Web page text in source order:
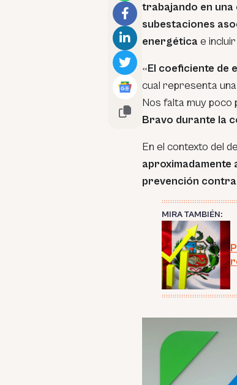
trabajando en una
subestaciones
energética e
«El coeficiente de
cual representa
Nos falta muy poco
Bravo durante la
En el contexto del
aproximadamente
prevención
MIRA TAMBIÉN: